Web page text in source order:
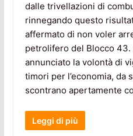
dalle trivellazioni di
rinnegando questo
affermato di non voler
petrolifero del Blocco 43.
annunciato la volontà di
timori per l’economia, da
scontrano apertamente
Leggi di più